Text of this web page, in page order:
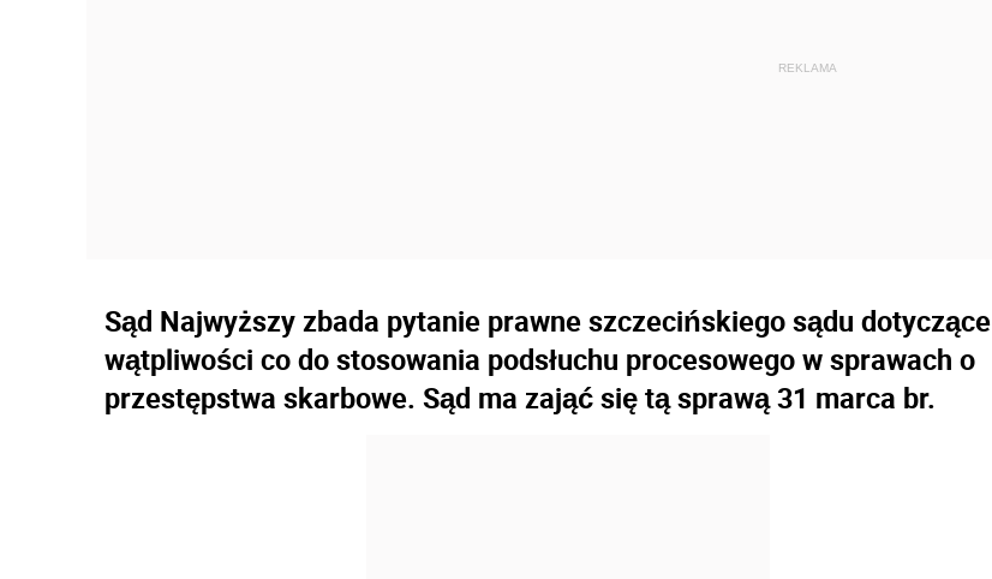
Sąd Najwyższy zbada pytanie prawne szczecińskiego sądu dotyczące
wątpliwości co do stosowania podsłuchu procesowego w sprawach o
przestępstwa skarbowe. Sąd ma zająć się tą sprawą 31 marca br.